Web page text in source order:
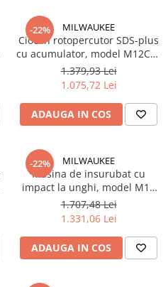
-22% MILWAUKEE
Ciocan rotopercutor SDS-plus
cu acumulator, model M12CH-
0, 13mm, 1.1J, 4933441947
Milwaukee, MILWAUKEE
1.379,93 Lei
1.075,72 Lei
ADAUGA IN COS
-22% MILWAUKEE
Masina de insurubat cu
impact la unghi, model M12
FRAIWF12-0, 1/2", 270Nm,
4933471699 Milwaukee,
MILWAUKEE
1.707,48 Lei
1.331,06 Lei
ADAUGA IN COS